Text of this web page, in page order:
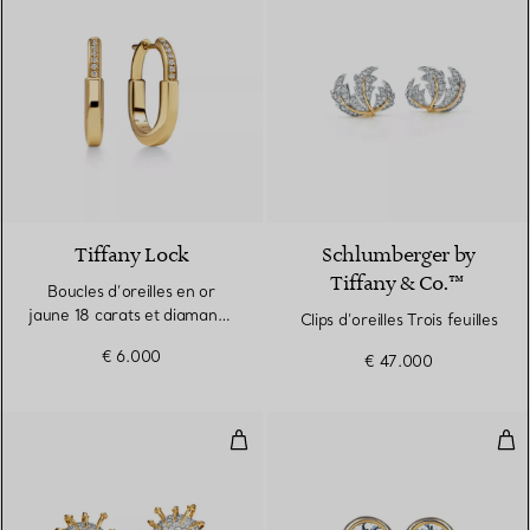
Tiffany Lock
Boucles d’oreilles en or
jaune 18 carats et diamants.
€ 6.000
Schlumberger by
Tiffany & Co.™
Clips d’oreilles Trois feuilles
€ 47.000
Clips d’oreilles Apollo